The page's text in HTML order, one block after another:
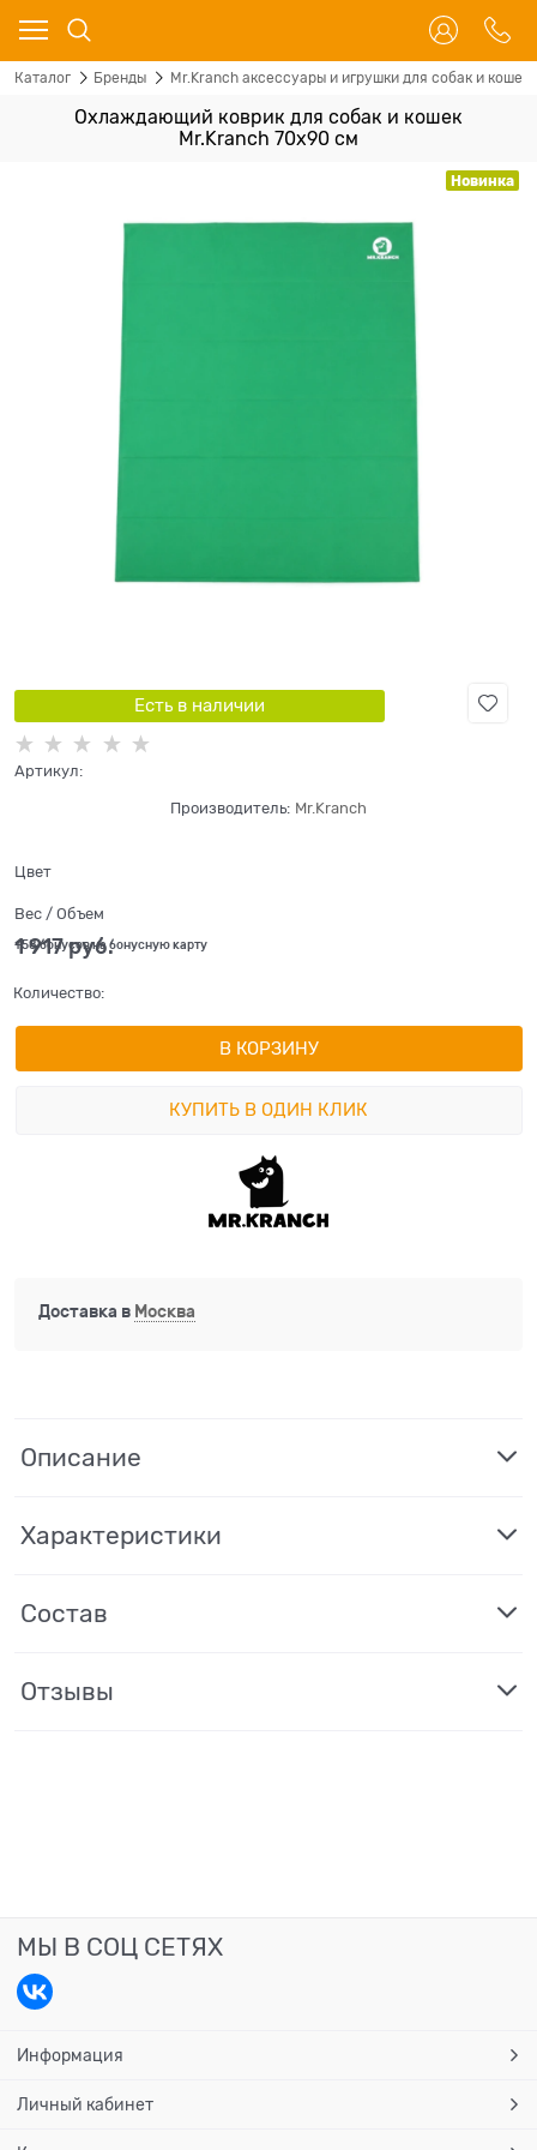
Каталог Бренды Mr.Kranch аксессуары и игрушки для собак и кошек
Охлаждающий коврик для собак и кошек
Mr.Kranch 70х90 см
Новинка
Есть в наличии
Артикул:
Производитель: Mr.Kranch
Цвет
Вес / Объем
1 917 руб.
+58 бонусов на бонусную карту
Количество:
В КОРЗИНУ
КУПИТЬ В ОДИН КЛИК
Доставка в Москва
Описание
Характеристики
Состав
Отзывы
МЫ В СОЦ СЕТЯХ
Информация
Личный кабинет